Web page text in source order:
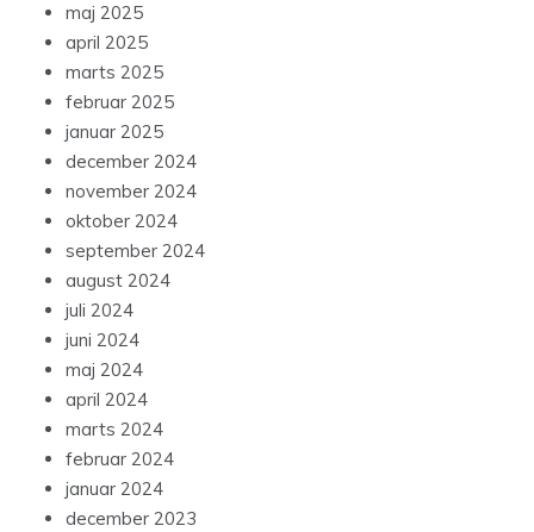
maj 2025
april 2025
marts 2025
februar 2025
januar 2025
december 2024
november 2024
oktober 2024
september 2024
august 2024
juli 2024
juni 2024
maj 2024
april 2024
marts 2024
februar 2024
januar 2024
december 2023